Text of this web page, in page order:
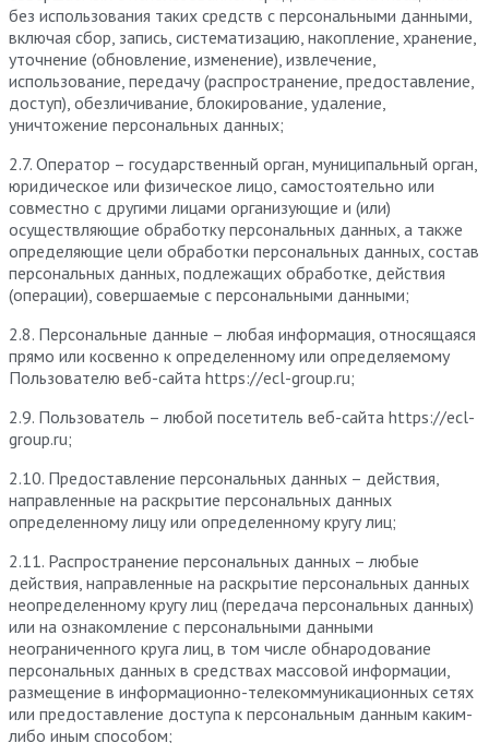
без использования таких средств с персональными данными,
включая сбор, запись, систематизацию, накопление, хранение,
уточнение (обновление, изменение), извлечение,
использование, передачу (распространение, предоставление,
доступ), обезличивание, блокирование, удаление,
уничтожение персональных данных;
2.7. Оператор – государственный орган, муниципальный орган,
юридическое или физическое лицо, самостоятельно или
совместно с другими лицами организующие и (или)
осуществляющие обработку персональных данных, а также
определяющие цели обработки персональных данных, состав
персональных данных, подлежащих обработке, действия
(операции), совершаемые с персональными данными;
2.8. Персональные данные – любая информация, относящаяся
прямо или косвенно к определенному или определяемому
Пользователю веб-сайта https://ecl-group.ru;
2.9. Пользователь – любой посетитель веб-сайта https://ecl-
group.ru;
2.10. Предоставление персональных данных – действия,
направленные на раскрытие персональных данных
определенному лицу или определенному кругу лиц;
2.11. Распространение персональных данных – любые
действия, направленные на раскрытие персональных данных
неопределенному кругу лиц (передача персональных данных)
или на ознакомление с персональными данными
неограниченного круга лиц, в том числе обнародование
персональных данных в средствах массовой информации,
размещение в информационно-телекоммуникационных сетях
или предоставление доступа к персональным данным каким-
либо иным способом;